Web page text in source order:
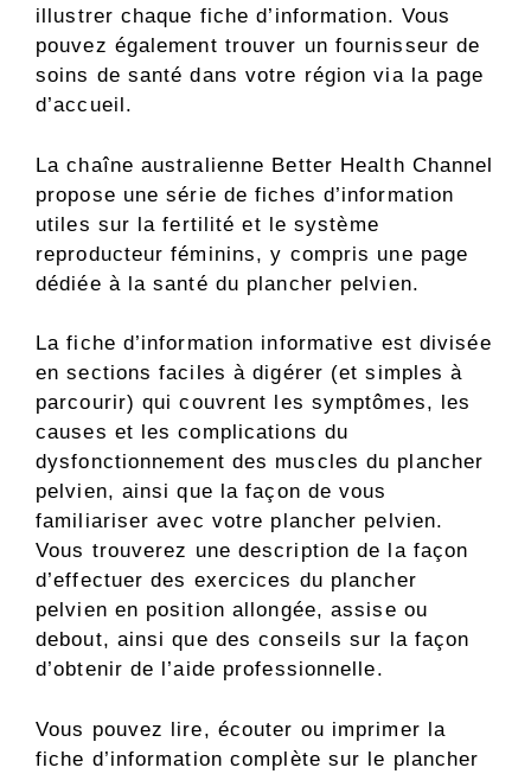
illustrer chaque fiche d’information. Vous
pouvez également trouver un fournisseur de
soins de santé dans votre région via la page
d’accueil.
La chaîne australienne Better Health Channel
propose une série de fiches d’information
utiles sur la fertilité et le système
reproducteur féminins, y compris une page
dédiée à la santé du plancher pelvien.
La fiche d’information informative est divisée
en sections faciles à digérer (et simples à
parcourir) qui couvrent les symptômes, les
causes et les complications du
dysfonctionnement des muscles du plancher
pelvien, ainsi que la façon de vous
familiariser avec votre plancher pelvien.
Vous trouverez une description de la façon
d’effectuer des exercices du plancher
pelvien en position allongée, assise ou
debout, ainsi que des conseils sur la façon
d’obtenir de l’aide professionnelle.
Vous pouvez lire, écouter ou imprimer la
fiche d’information complète sur le plancher